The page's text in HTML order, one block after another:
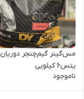
مس‌گینر گیم‌چنجر دوریان
یتس۶ کیلویی
ناموجود